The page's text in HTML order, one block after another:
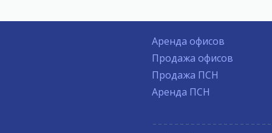
Аренда офисов
Продажа офисов
Продажа ПСН
Аренда ПСН